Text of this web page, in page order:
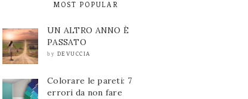
MOST POPULAR
UN ALTRO ANNO È
PASSATO
by DEVUCCIA
Colorare le pareti: 7
errori da non fare